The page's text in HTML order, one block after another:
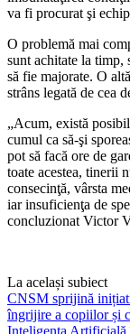
va fi procurat şi
O problemă mai
sunt achitate la timp,
să fie majorate. O
strâns legată de cea
„Acum, există
cumul ca să-şi
pot să facă ore de
toate acestea, tinerii
consecinţă, vârsta
iar insuficienţa de
concluzionat Victor
La același subiect
CNSM sprijină
îngrijire a copiilor și
Inteligența